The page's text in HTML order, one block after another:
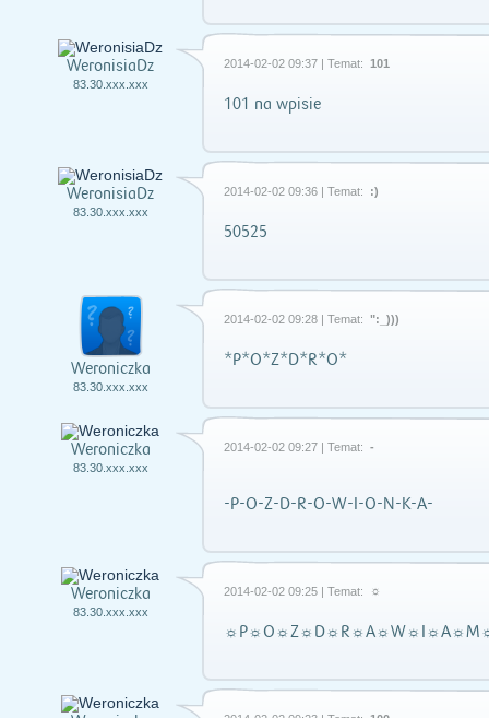
WeronisiaDz
83.30.xxx.xxx
2014-02-02 09:37 | Temat: 101
101 na wpisie
WeronisiaDz
83.30.xxx.xxx
2014-02-02 09:36 | Temat: :)
50525
Weroniczka
83.30.xxx.xxx
2014-02-02 09:28 | Temat: ":_)))
*P*O*Z*D*R*O*
Weroniczka
83.30.xxx.xxx
2014-02-02 09:27 | Temat: -
-P-O-Z-D-R-O-W-I-O-N-K-A-
Weroniczka
83.30.xxx.xxx
2014-02-02 09:25 | Temat: ☼